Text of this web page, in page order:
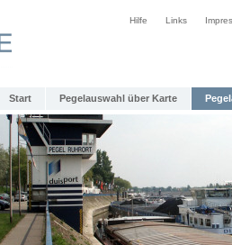
Hilfe Links
Start Pegelauswahl über Karte